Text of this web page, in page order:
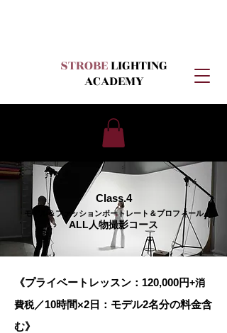
STROBELIGHTING
ACADEMY
Class.4
モデル＆ファッション​ポートレート＆プロフィール
ALL人物撮影コース
《プライベートレッスン：120,000円+消
費税／10時間×2日 ： モデル2名分の料金含
む》